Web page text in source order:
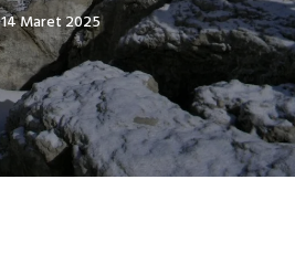
14 Maret 2025